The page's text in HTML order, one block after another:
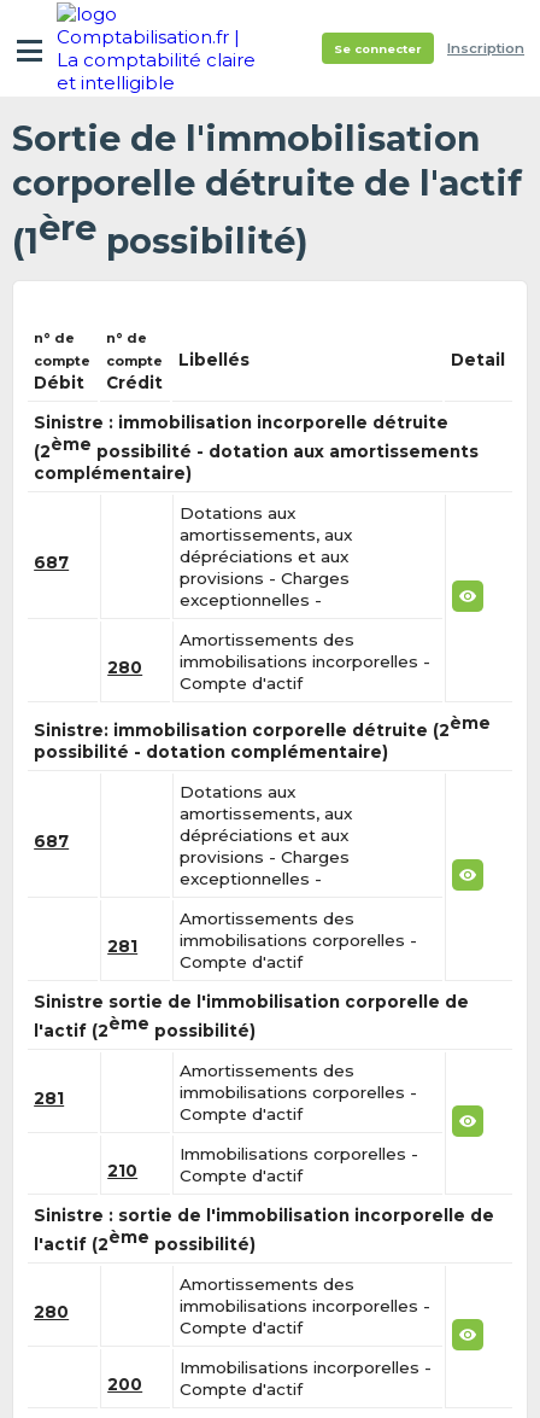
Se connecter Inscription
Sortie de l'immobilisation
corporelle détruite de l'actif
(1èrepossibilité)
n° de
compte
Débit
n° de
compte
Crédit
Libellés Detail
Sinistre : immobilisation incorporelle détruite
(2ème possibilité - dotation aux amortissements
complémentaire)
687
Dotations aux
amortissements, aux
dépréciations et aux
provisions - Charges
exceptionnelles -
280
Amortissements des
immobilisations incorporelles -
Compte d'actif
Sinistre: immobilisation corporelle détruite (2ème
possibilité - dotation complémentaire)
687
Dotations aux
amortissements, aux
dépréciations et aux
provisions - Charges
exceptionnelles -
281
Amortissements des
immobilisations corporelles -
Compte d'actif
Sinistre sortie de l'immobilisation corporelle de
l'actif (2ème possibilité)
281
Amortissements des
immobilisations corporelles -
Compte d'actif
210
Immobilisations corporelles -
Compte d'actif
Sinistre : sortie de l'immobilisation incorporelle de
l'actif (2ème possibilité)
280
Amortissements des
immobilisations incorporelles -
Compte d'actif
200
Immobilisations incorporelles -
Compte d'actif